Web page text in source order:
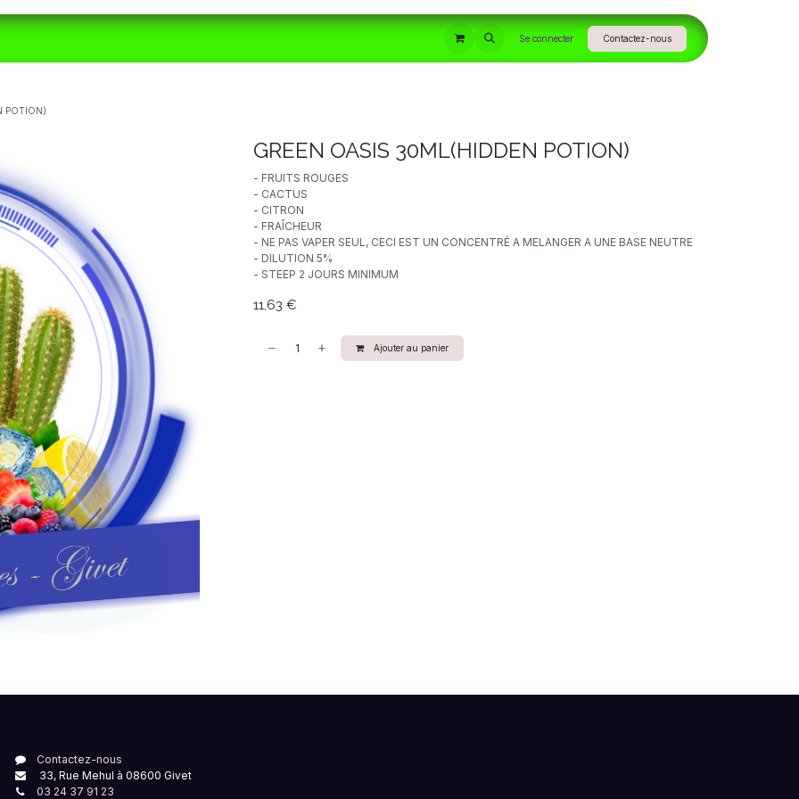
INFORMATIONS Se connecter Contactez-nous
POTION)
GREEN OASIS 30ML(HIDDEN POTION)
- FRUITS ROUGES
- CACTUS
- CITRON
- FRAÎCHEUR
- NE PAS VAPER SEUL, CECI EST UN CONCENTRÉ A MELANGER A UNE BASE NEUTRE
- DILUTION 5%
- STEEP 2 JOURS MINIMUM
11,63 €
Ajouter au panier
Contactez-nous
33, Rue Mehul à 08600 Givet
03 24 37 91 23